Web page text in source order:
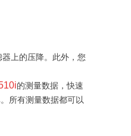
上的压降。此外，您
的测量数据，快速
所有测量数据都可以